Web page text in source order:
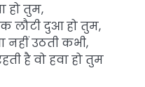
हो तुम,
लौटी दुआ हो तुम,
उठती कभी,
है वो हवा हो तुम